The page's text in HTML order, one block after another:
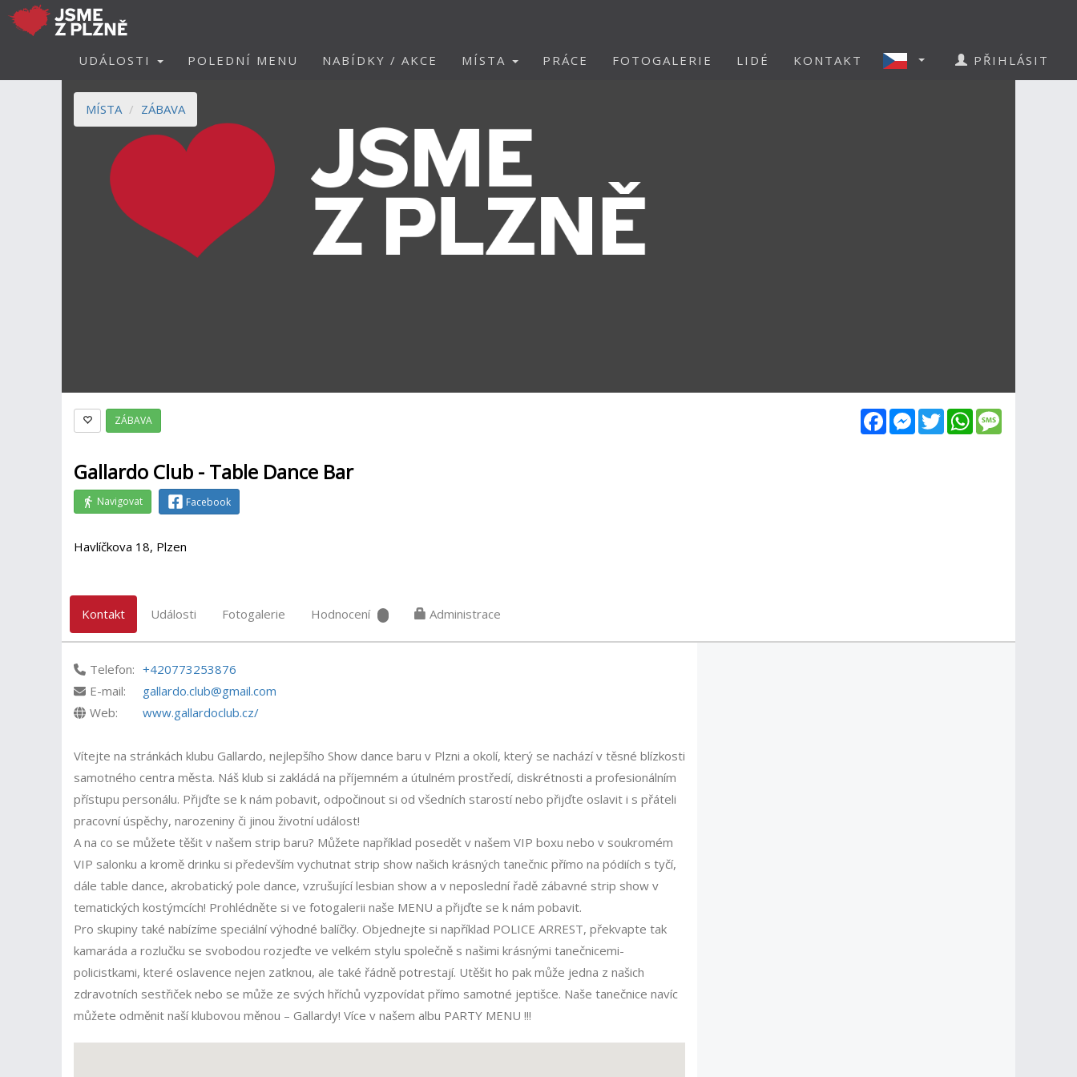
UDÁLOSTI POLEDNÍ MENU NABÍDKY / AKCE MÍSTA PRÁCE FOTOGALERIE LIDÉ KONTAKT PŘIHLÁSIT
MÍSTA ZÁBAVA
FacebookMessenger
TwitterWhatsApp
ZÁBAVA
Gallardo Club - Table Dance Bar
Navigovat Facebook
Havlíčkova 18, Plzen
Kontakt Události Fotogalerie Hodnocení Administrace
Telefon: +420773253876
E-mail:
gallardo.club@gmail.com
Web:
www.gallardoclub.cz/
Vítejte na stránkách klubu Gallardo, nejlepšího Show dance baru v Plzni a okolí, který se nachází v těsné blízkosti
samotného centra města. Náš klub si zakládá na příjemném a útulném prostředí, diskrétnosti a profesionálním
přístupu personálu. Přijďte se k nám pobavit, odpočinout si od všedních starostí nebo přijďte oslavit i s přáteli
pracovní úspěchy, narozeniny či jinou životní událost!
A na co se můžete těšit v našem strip baru? Můžete například posedět v našem VIP boxu nebo v soukromém
VIP salonku a kromě drinku si především vychutnat strip show našich krásných tanečnic přímo na pódiích s tyčí,
dále table dance, akrobatický pole dance, vzrušující lesbian show a v neposlední řadě zábavné strip show v
tematických kostýmcích! Prohlédněte si ve fotogalerii naše MENU a přijďte se k nám pobavit.
Pro skupiny také nabízíme speciální výhodné balíčky. Objednejte si například POLICE ARREST, překvapte tak
kamaráda a rozlučku se svobodou rozjeďte ve velkém stylu společně s našimi krásnými tanečnicemi-
policistkami, které oslavence nejen zatknou, ale také řádně potrestají. Utěšit ho pak může jedna z našich
zdravotních sestřiček nebo se může ze svých hříchů vyzpovídat přímo samotné jeptišce. Naše tanečnice navíc
můžete odměnit naší klubovou měnou – Gallardy! Více v našem albu PARTY MENU !!!